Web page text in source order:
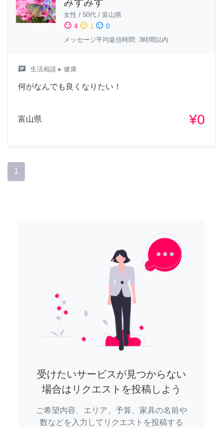
女性 / 50代 / 富山県
sentiment_satisfied 4 sentiment_neutral 1 sentiment_dissatisfied 0
メッセージ平均返信時間: 3時間以内
chat 生活相談 ▸ 健康
何がなんでも良くなりたい！
富山県 ¥0
1
受けたいサービスが見つからない
場合はリクエストを投稿しよう
ご希望内容、エリア、予算、家具の名前や
数などを入力してリクエストを投稿する